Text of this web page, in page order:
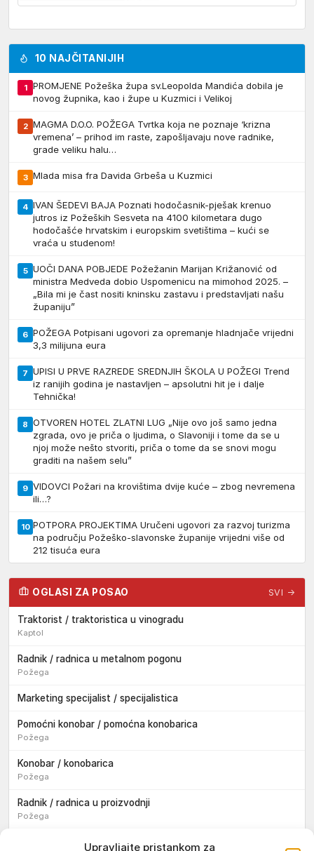
Upravljajte pristankom za
10 NAJČITANIJIH
1
PROMJENE Požeška župa sv.Leopolda Mandića dobila je
novog župnika, kao i župe u Kuzmici i Velikoj
2 MAGMA D.O.O. POŽEGA Tvrtka koja ne poznaje ‘krizna
vremena’ – prihod im raste, zapošljavaju nove radnike,
grade veliku halu…
3 Mlada misa fra Davida Grbeša u Kuzmici
4 IVAN ŠEDEVI BAJA Poznati hodočasnik-pješak krenuo
jutros iz Požeških Sesveta na 4100 kilometara dugo
hodočašće hrvatskim i europskim svetištima – kući se
vraća u studenom!
5 UOČI DANA POBJEDE Požežanin Marijan Križanović od
ministra Medveda dobio Uspomenicu na mimohod 2025. –
„Bila mi je čast nositi kninsku zastavu i predstavljati našu
županiju”
6 POŽEGA Potpisani ugovori za opremanje hladnjače vrijedni
3,3 milijuna eura
7 UPISI U PRVE RAZREDE SREDNJIH ŠKOLA U POŽEGI Trend
iz ranijih godina je nastavljen – apsolutni hit je i dalje
Tehnička!
8 OTVOREN HOTEL ZLATNI LUG „Nije ovo još samo jedna
zgrada, ovo je priča o ljudima, o Slavoniji i tome da se u
njoj može nešto stvoriti, priča o tome da se snovi mogu
graditi na našem selu”
9 VIDOVCI Požari na krovištima dvije kuće – zbog nevremena
ili…?
10 POTPORA PROJEKTIMA Uručeni ugovori za razvoj turizma
na području Požeško-slavonske županije vrijedni više od
212 tisuća eura
OGLASI ZA POSAO SVI →
Traktorist / traktoristica u vinogradu
Kaptol
Radnik / radnica u metalnom pogonu
Požega
Marketing specijalist / specijalistica
Pomoćni konobar / pomoćna konobarica
Požega
Konobar / konobarica
Požega
Radnik / radnica u proizvodnji
Požega
Sezonski pomoćni radnik / sezonska pomoćna radnica